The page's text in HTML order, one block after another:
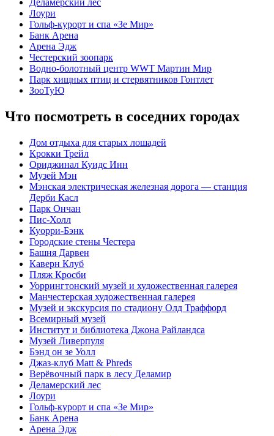
Деламерский лес
Лоури
Гольф-курорт и спа «Зе Мир»
Банк Арена
Арена Эдж
Честерский зоопарк
Водно-болотный центр WWT Мартин Мир
Парк хищных птиц и стервятников Гонтлет
ЗооТуЮ
Что посмотреть в соседних городах
Дом отдыха для старых лошадей
Крокки Трейл
Ориджинал Куидс Инн
Музей Мэн
Мэнская электрическая железная дорога — станция
Дерби Касл
Парк Ончан
Пис-Холл
Куорри-Бэнк
Городские стены Честера
Башня Дарвен
Каверн Клуб
Пляж Кросби
Уоррингтонский музей и художественная галерея
Манчестерская художественная галерея
Музей и экскурсия по стадиону Олд Траффорд
Всемирный музей
Институт и библиотека Джона Райландса
Музей Ливерпуля
Бэнд он зе Уолл
Джаз-клуб Matt & Phreds
Верёвочный парк в лесу Деламир
Деламерский лес
Лоури
Гольф-курорт и спа «Зе Мир»
Банк Арена
Арена Эдж